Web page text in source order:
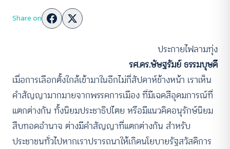
Share on
ประกายไฟลามทุ่ง
รศ.ดร.ษัษฐรัมย์ ธรรมบุษดี
เมื่อการเลือกตั้งใกล้เข้ามาในอีกไม่กี่สัปดาห์ข้างหน้า เราเห็น
คำสัญญามากมายจากพรรคการเมือง ที่มีเฉดสีอุดมการณ์ที่
แตกต่างกัน ทั้งนิยมประชาธิปไตย หรือมีแนวคิดอนุรักษ์นิยม
สืบทอดอำนาจ ต่างมีคำสัญญาที่แตกต่างกัน สำหรับ
ประชาชนทั่วไปหากเราปรารถนาให้เกิดนโยบายรัฐสวัสดิการ